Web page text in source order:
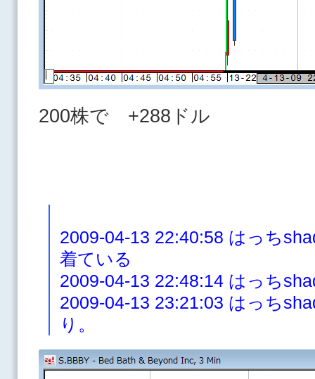
200株で +288ドル
2009-04-13 22:40:58 はっち
着ている
2009-04-13 22:48:14 はっち
2009-04-13 23:21:03 はっち
り。